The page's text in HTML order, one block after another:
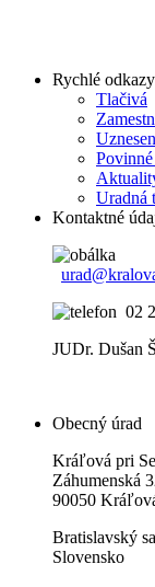
Rychlé odkazy
Tlačivá
Uradná
Kontaktné
02
JUDr. Dušan
Obecný úrad
Kráľová pri
Záhumenská
90050
Bratislavský
Slovensko